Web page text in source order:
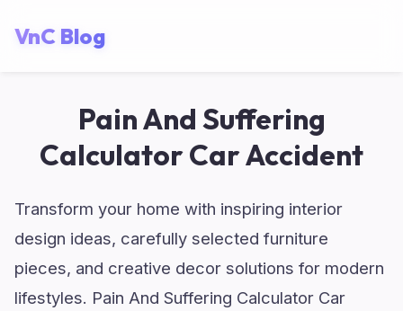
VnC Blog
Pain And Suffering
Calculator Car Accident
Transform your home with inspiring interior
design ideas, carefully selected furniture
pieces, and creative decor solutions for modern
lifestyles. Pain And Suffering Calculator Car